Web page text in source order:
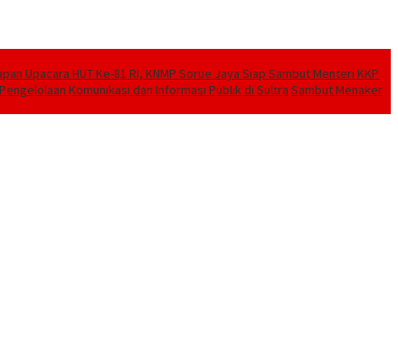
Upacara HUT Ke-81 RI, KNMP Sorue Jaya Siap Sambut Menteri KKP
Komunikasi dan Informasi Publik di Sultra Sambut Menaker